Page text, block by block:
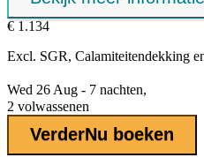
€ 1.134
Excl. SGR, Calamiteitendekking
Wed 26 Aug - 7 nachten,
2 volwassenen
VerderNu boeken